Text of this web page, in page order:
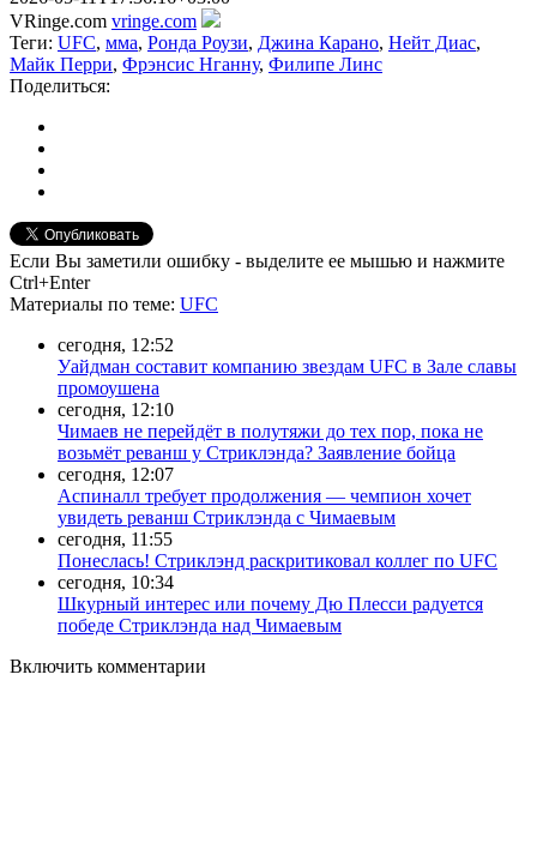
VRinge.com vringe.com
Теги: UFC, мма, Ронда Роузи, Джина Карано, Нейт Диас,
Майк Перри, Фрэнсис Нганну, Филипе Линс
Поделиться:
Если Вы заметили ошибку - выделите ее мышью и нажмите
Ctrl+Enter
Материалы по теме: UFC
сегодня, 12:52
Уайдман составит компанию звездам UFC в Зале славы
промоушена
сегодня, 12:10
Чимаев не перейдёт в полутяжи до тех пор, пока не
возьмёт реванш у Стриклэнда? Заявление бойца
сегодня, 12:07
Аспиналл требует продолжения — чемпион хочет
увидеть реванш Стриклэнда с Чимаевым
сегодня, 11:55
Понеслась! Стриклэнд раскритиковал коллег по UFC
сегодня, 10:34
Шкурный интерес или почему Дю Плесси радуется
победе Стриклэнда над Чимаевым
Включить комментарии